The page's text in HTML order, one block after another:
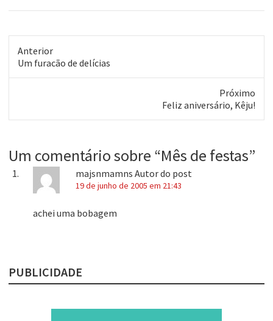
parabéns pelo trabalho! Tu
Anterior
Post
anterior:
Um furacão de delícias
Próximo
post:
Feliz aniversário, Kêju!
Um comentário sobre “Mês de festas”
majsnmamns Autor do post
19 de junho de 2005 em 21:43
achei uma bobagem
PUBLICIDADE